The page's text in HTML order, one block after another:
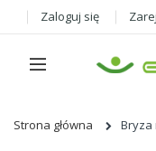
Zaloguj się
Strona główna Bryza